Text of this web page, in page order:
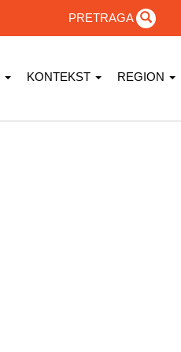
PRETRAGA
KONTEKST REGION